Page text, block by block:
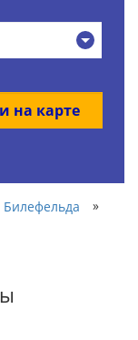
на карте
»